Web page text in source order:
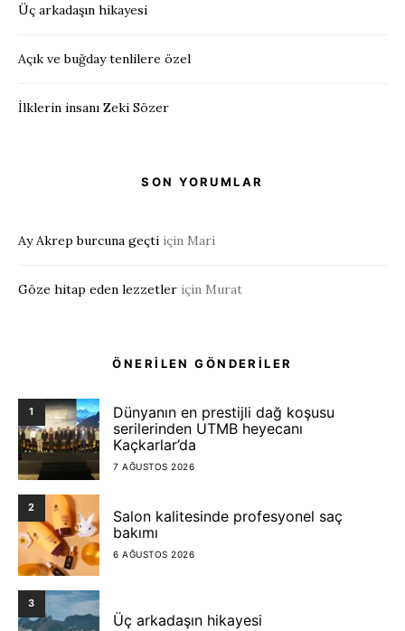
Üç arkadaşın hikayesi
Açık ve buğday tenlilere özel
İlklerin insanı Zeki Sözer
SON YORUMLAR
Ay Akrep burcuna geçti için Mari
Göze hitap eden lezzetler için Murat
ÖNERİLEN GÖNDERİLER
1
Dünyanın en prestijli dağ koşusu
serilerinden UTMB heyecanı
Kaçkarlar’da
7 AĞUSTOS 2026
2
Salon kalitesinde profesyonel saç
bakımı
6 AĞUSTOS 2026
3
Üç arkadaşın hikayesi